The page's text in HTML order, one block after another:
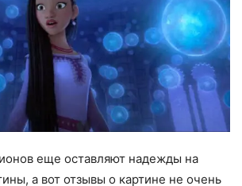
еще оставляют надежды на
а вот отзывы о картине не очень